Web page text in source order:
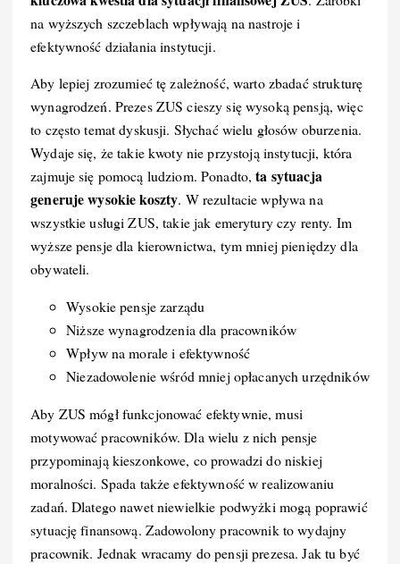
na wyższych szczeblach wpływają na nastroje i
efektywność działania instytucji.
Aby lepiej zrozumieć tę zależność, warto zbadać strukturę
wynagrodzeń. Prezes ZUS cieszy się wysoką pensją, więc
to często temat dyskusji. Słychać wielu głosów oburzenia.
Wydaje się, że takie kwoty nie przystoją instytucji, która
zajmuje się pomocą ludziom. Ponadto,ta sytuacja
generuje wysokie koszty. W rezultacie wpływa na
wszystkie usługi ZUS, takie jak emerytury czy renty. Im
wyższe pensje dla kierownictwa, tym mniej pieniędzy dla
obywateli.
Wysokie pensje zarządu
Niższe wynagrodzenia dla pracowników
Wpływ na morale i efektywność
Niezadowolenie wśród mniej opłacanych urzędników
Aby ZUS mógł funkcjonować efektywnie, musi
motywować pracowników. Dla wielu z nich pensje
przypominają kieszonkowe, co prowadzi do niskiej
moralności. Spada także efektywność w realizowaniu
zadań. Dlatego nawet niewielkie podwyżki mogą poprawić
sytuację finansową. Zadowolony pracownik to wydajny
pracownik. Jednak wracamy do pensji prezesa. Jak tu być